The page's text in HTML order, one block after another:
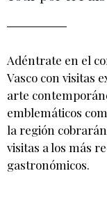
Adéntrate en el
Vasco con visitas
arte
emblemáticos
la región
visitas a los más
gastronómicos.